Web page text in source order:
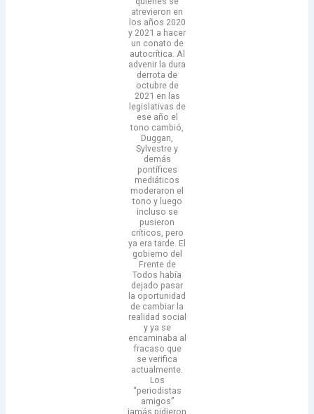
atrevieron en
los años 2020
y 2021 a hacer
un conato de
autocrítica. Al
advenir la dura
derrota de
octubre de
2021 en las
legislativas de
ese año el
tono cambió,
Duggan,
Sylvestre y
demás
pontífices
mediáticos
moderaron el
tono y luego
incluso se
pusieron
críticos, pero
ya era tarde. El
gobierno del
Frente de
Todos había
dejado pasar
la oportunidad
de cambiar la
realidad social
y ya se
encaminaba al
fracaso que
se verifica
actualmente.
Los
“periodistas
amigos”
jamás pidieron